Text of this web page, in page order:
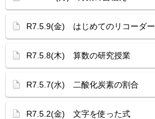
R7.5.9(金) はじめてのリコーダー
R7.5.8(木) 算数の研究授業
R7.5.7(水) 二酸化炭素の割合
R7.5.2(金) 文字を使った式